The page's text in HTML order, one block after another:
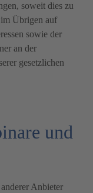
soweit dies zu
Übrigen auf
sowie der
an der
gesetzlichen
und
Anbieter